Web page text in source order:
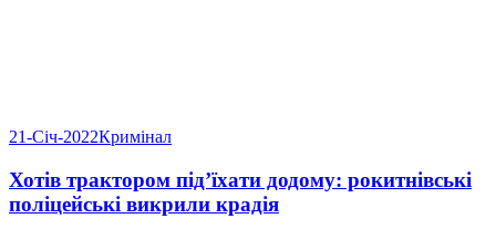
21-Січ-2022Кримінал
Хотів трактором під’їхати додому: рокитнівські
поліцейські викрили крадія